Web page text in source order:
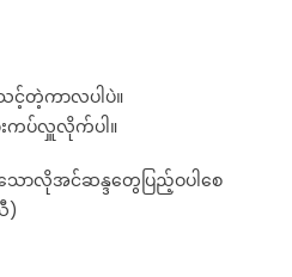
င့်တဲ့ကာလပါပဲ။
းကပ်လှူလိုက်ပါ။
ောလိုအင်ဆန္ဒတွေပြည့်ဝပါစေ
)